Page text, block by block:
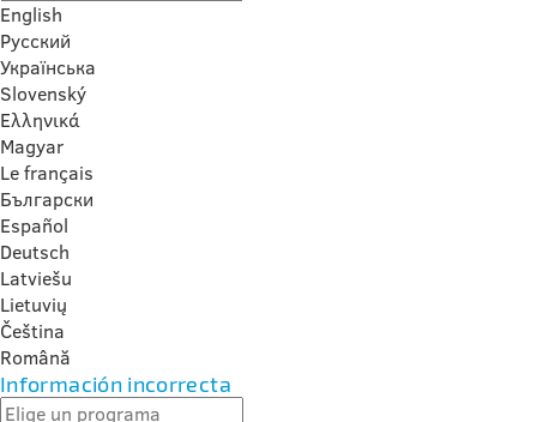
English
Русский
Українська
Slovenský
Ελληνικά
Magyar
Le français
Български
Español
Deutsch
Latviešu
Lietuvių
Čeština
Română
Información incorrecta